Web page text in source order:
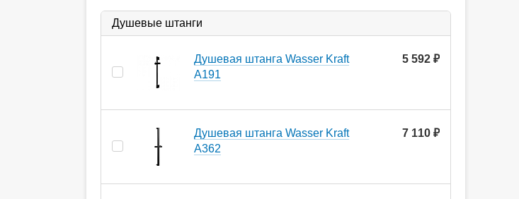
Душевые штанги
Душевая штанга Wasser Kraft
A191
5 592
Душевая штанга Wasser Kraft
A362
7 110